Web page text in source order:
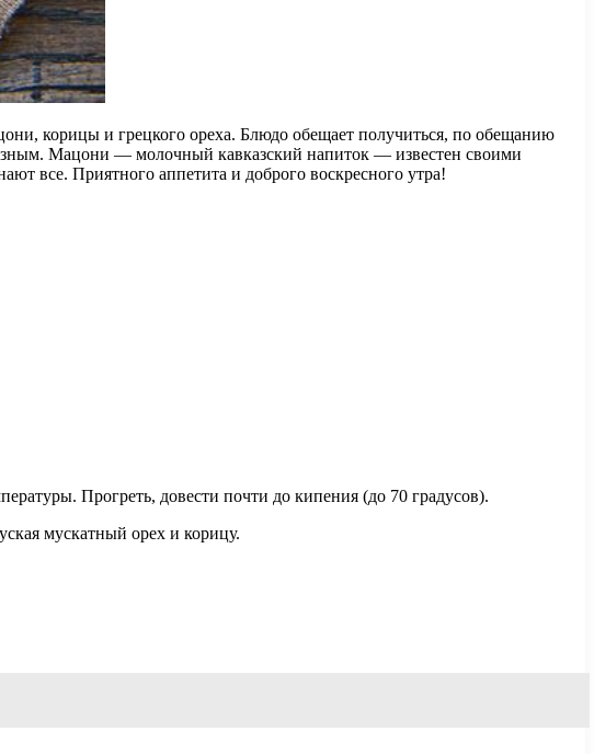
корицы и грецкого ореха. Блюдо обещает получиться, по обещанию
Мацони — молочный кавказский напиток — известен своими
все. Приятного аппетита и доброго воскресного утра!
Прогреть, довести почти до кипения (до 70 градусов).
мускатный орех и корицу.